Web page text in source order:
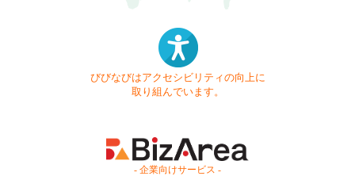
びびなびはアクセシビリティの向上に
取り組んでいます。
- 企業向けサービス -